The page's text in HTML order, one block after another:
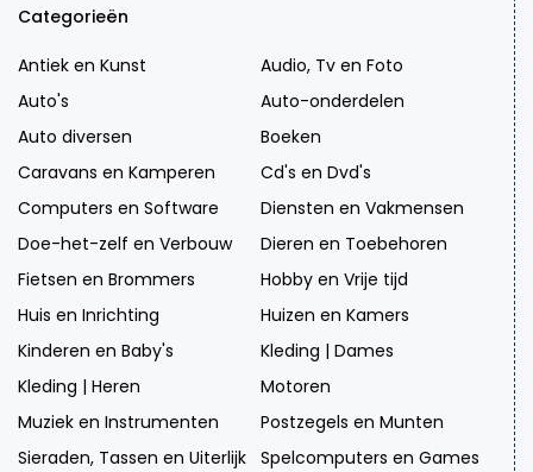
Categorieën
Antiek en Kunst
Audio, Tv en Foto
Auto's
Auto-onderdelen
Auto diversen
Boeken
Caravans en Kamperen
Cd's en Dvd's
Computers en Software
Diensten en Vakmensen
Doe-het-zelf en Verbouw
Dieren en Toebehoren
Fietsen en Brommers
Hobby en Vrije tijd
Huis en Inrichting
Huizen en Kamers
Kinderen en Baby's
Kleding | Dames
Kleding | Heren
Motoren
Muziek en Instrumenten
Postzegels en Munten
Sieraden, Tassen en Uiterlijk Spelcomputers en Games